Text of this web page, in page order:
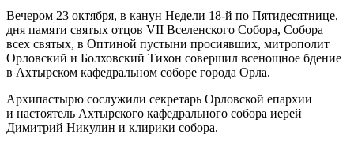
Вечером 23 октября, в канун Недели 18-й по Пятидесятнице,
дня памяти святых отцов VII Вселенского Собора, Собора
всех святых, в Оптиной пустыни просиявших, митрополит
Орловский и Болховский Тихон совершил всенощное бдение
в Ахтырском кафедральном соборе города Орла.
Архипастырю сослужили секретарь Орловской епархии
и настоятель Ахтырского кафедрального собора иерей
Димитрий Никулин и клирики собора.